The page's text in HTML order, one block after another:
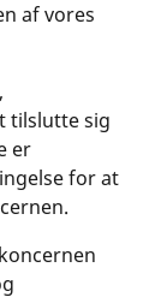
af vores
tilslutte sig
er
for at